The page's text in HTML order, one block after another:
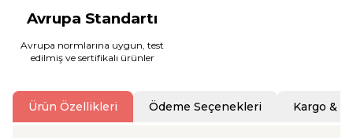
Avrupa Standartı
Avrupa normlarına uygun, test
edilmiş ve sertifikalı ürünler
Ürün Özellikleri Ödeme Seçenekleri Kargo &